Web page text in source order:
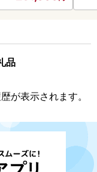
品
が表示されます。